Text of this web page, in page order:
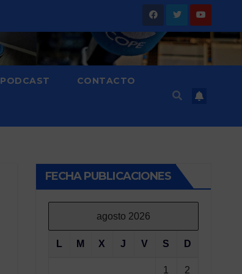
PODCAST CONTACTO
FECHA PUBLICACIONES
agosto 2026
L M X J V S D
1 2